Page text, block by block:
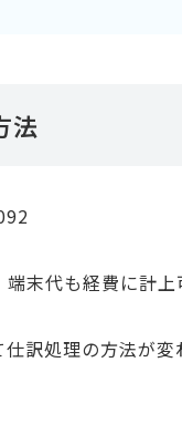
法
末代も経費に計上
訳処理の方法が